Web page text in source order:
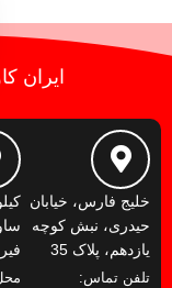
ایران
خلیج فارس، خیابان
حیدری، نبش کوچه
یازدهم، پلاک 35
تلفن تماس: